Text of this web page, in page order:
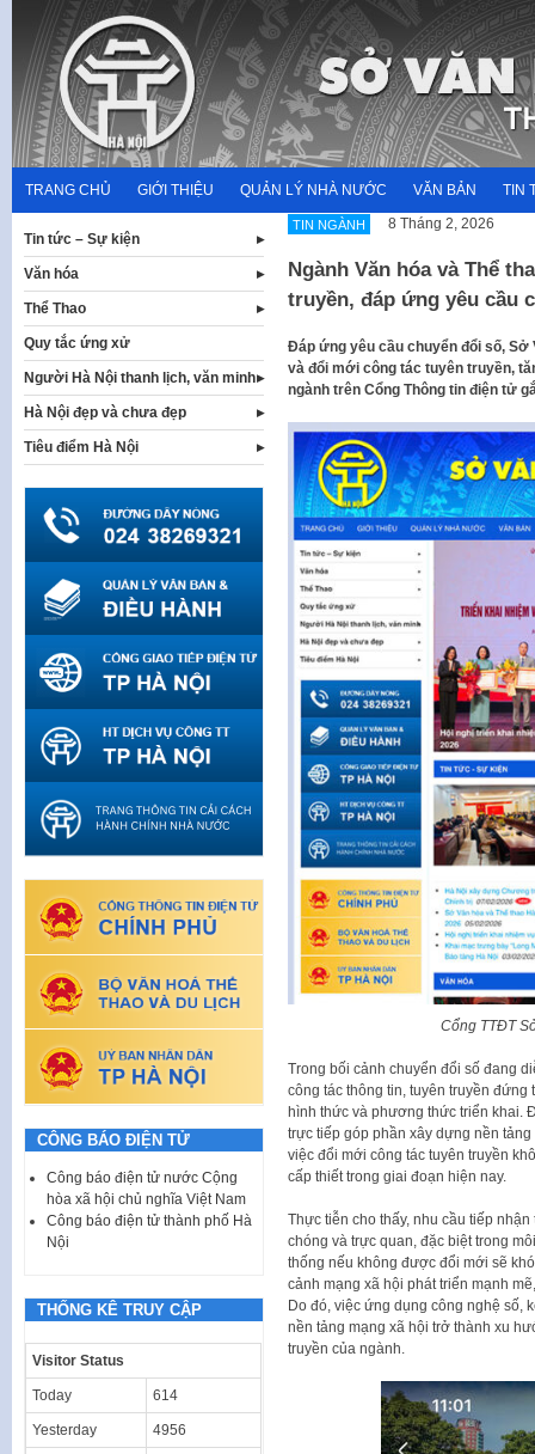
content
TRANG CHỦ GIỚI THIỆU QUẢN LÝ NHÀ NƯỚC VĂN BẢN TIN
TIN NGÀNH 8 Tháng 2, 2026
Ngành Văn hóa và Thể
truyền, đáp ứng yêu cầu
Đáp ứng yêu cầu chuyển đổi số, Sở
và đổi mới công tác tuyên truyền,
ngành trên Cổng Thông tin điện tử
Cổng TTĐT
Trong bối cảnh chuyển đổi số đang
công tác thông tin, tuyên truyền
hình thức và phương thức triển khai.
trực tiếp góp phần xây dựng nền
việc đổi mới công tác tuyên truyền
cấp thiết trong giai đoạn hiện nay.
Thực tiễn cho thấy, nhu cầu tiếp
chóng và trực quan, đặc biệt trong
thống nếu không được đổi mới sẽ
cảnh mạng xã hội phát triển mạnh
Do đó, việc ứng dụng công nghệ số,
nền tảng mạng xã hội trở thành xu
truyền của ngành.
Tin tức – Sự kiện
Văn hóa
Thể Thao
Quy tắc ứng xử
Người Hà Nội thanh lịch, văn minh
Hà Nội đẹp và chưa đẹp
Tiêu điểm Hà Nội
CÔNG BÁO ĐIỆN TỬ
Công báo điện tử nước Cộng
hòa xã hội chủ nghĩa Việt Nam
Công báo điện tử thành phố Hà
Nội
THỐNG KÊ TRUY CẬP
Visitor Status
Today 614
Yesterday 4956